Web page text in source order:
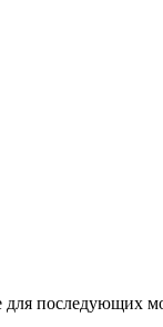
для последующих